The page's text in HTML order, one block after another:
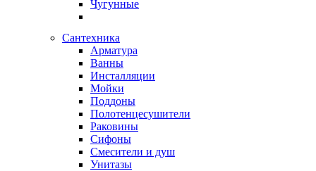
Чугунные
Сантехника
Арматура
Ванны
Инсталляции
Мойки
Поддоны
Полотенцесушители
Раковины
Сифоны
Смесители и душ
Унитазы